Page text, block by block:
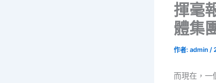
揮毫
體集
作者: admin /
而現在，一